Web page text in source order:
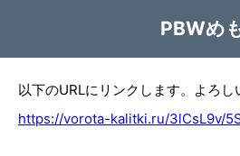
PBWめ
以下のURLにリンクします。よろし
https://vorota-kalitki.ru/3lCsL9v/